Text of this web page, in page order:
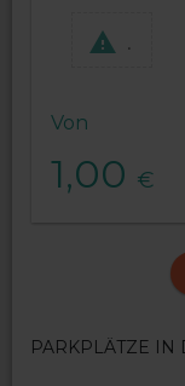
.
Von
1,00 €
PARKPLÄTZE IN